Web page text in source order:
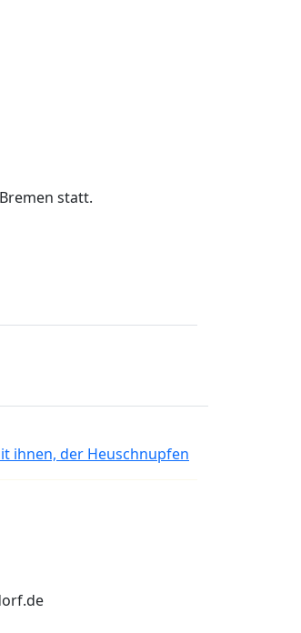
statt.
ihnen, der Heuschnupfen